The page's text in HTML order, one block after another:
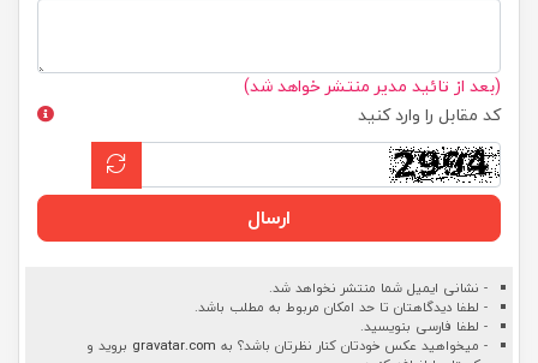
(بعد از تائید مدیر منتشر خواهد شد)
کد مقابل را وارد کنید
ارسال
- نشانی ایمیل شما منتشر نخواهد شد.
- لطفا دیدگاهتان تا حد امکان مربوط به مطلب باشد.
- لطفا فارسی بنویسید.
- میخواهید عکس خودتان کنار نظرتان باشد؟ به gravatar.com بروید و